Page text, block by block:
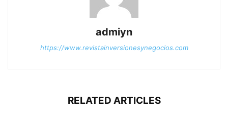
admiyn
https://www.revistainversionesynegocios.com
RELATED ARTICLES